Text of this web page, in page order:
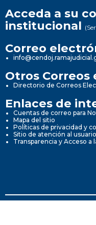
Acceda a su
institucional
Correo
Otros Correos
Directorio de Correos
Enlaces de
Cuentas de correo para
Mapa del sitio
Políticas de privacidad y
Sitio de atención al usuario
Transparencia y Acceso a